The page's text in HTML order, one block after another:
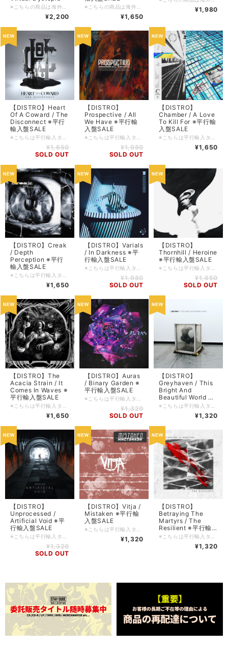
¥2,200 ¥1,650
¥1,980
【DISTRO】Heart
Of A Coward / The
Disconnect ※平行
輸入盤SALE
¥1,650
SOLD OUT
【DISTRO】
Prospective / All
We Have ※平行輸
入盤SALE
¥1,980
SOLD OUT
【DISTRO】
Chamber / A Love
To Kill For ※平行輸
入盤SALE
¥1,650
【DISTRO】Creak
/ Depth
Perception ※平行
輸入盤SALE
¥1,650
【DISTRO】Varials
/ In Darkness ※平
行輸入盤SALE
¥1,980
SOLD OUT
【DISTRO】
Thornhill / Heroine
※平行輸入盤SALE
¥1,650
SOLD OUT
【DISTRO】The
Acacia Strain / It
Comes In Waves ※
平行輸入盤SALE
¥1,650
【DISTRO】Auras
/ Binary Garden ※
平行輸入盤SALE
¥1,320
SOLD OUT
【DISTRO】
Greyhaven / This
Bright And
Beautiful World ※
平行輸入盤SALE
¥1,320
【DISTRO】
Unprocessed /
Artificial Void ※平
行輸入盤SALE
¥1,320
SOLD OUT
【DISTRO】Vitja /
Mistaken ※平行輸
入盤SALE
¥1,320
【DISTRO】
Betraying The
Martyrs / The
Resilient ※平行輸
入盤SALE
¥1,320